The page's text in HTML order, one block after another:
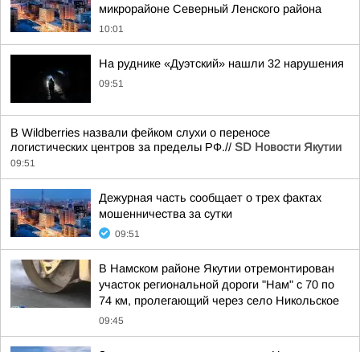
микрорайоне Северный Ленского района
10:01
На руднике «Дуэтский» нашли 32 нарушения
09:51
В Wildberries назвали фейком слухи о переносе
логистических центров за пределы РФ.// SD Новости Якутии
09:51
Дежурная часть сообщает о трех фактах
мошенничества за сутки
09:51
В Намском районе Якутии отремонтирован
участок региональной дороги "Нам" с 70 по
74 км, пролегающий через село Никольское
09:45